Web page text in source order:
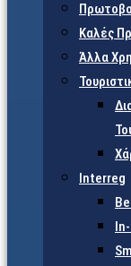
Καλές
Άλλα
Interreg